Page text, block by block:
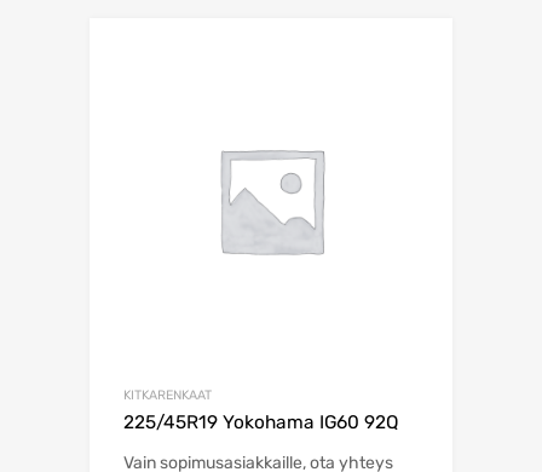
KITKARENKAAT
225/45R19 Yokohama IG60 92Q
Vain sopimusasiakkaille, ota yhteys